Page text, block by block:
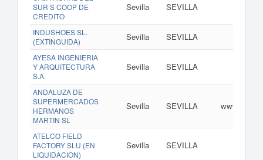
SUR S COOP DE
CREDITO
Sevilla SEVILLA
INDUSHOES SL.
(EXTINGUIDA)
Sevilla SEVILLA
AYESA INGENIERIA
Y ARQUITECTURA
S.A.
Sevilla SEVILLA
ANDALUZA DE
SUPERMERCADOS
HERMANOS
MARTIN SL
Sevilla SEVILLA
ATELCO FIELD
FACTORY SLU (EN
LIQUIDACION)
Sevilla SEVILLA